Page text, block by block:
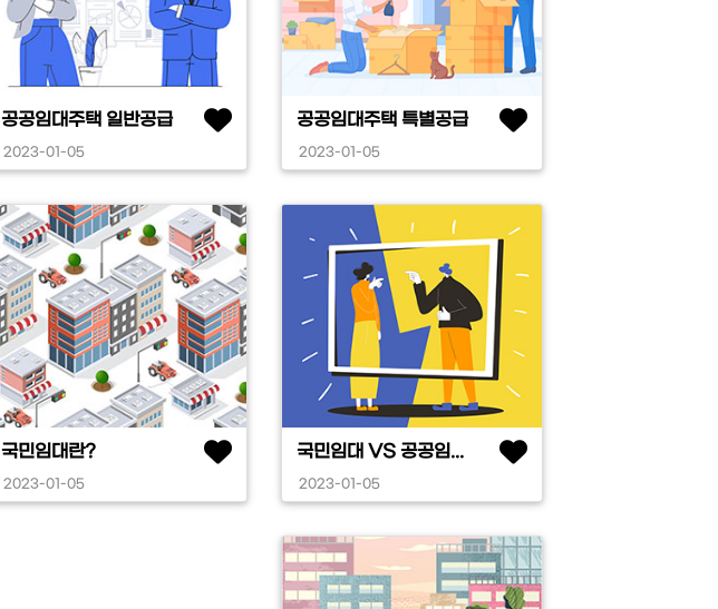
공공임대주택 일반공급
2023-01-05
공공임대주택 특별공급
2023-01-05
국민임대란?
2023-01-05
국민임대 VS 공공임...
2023-01-05